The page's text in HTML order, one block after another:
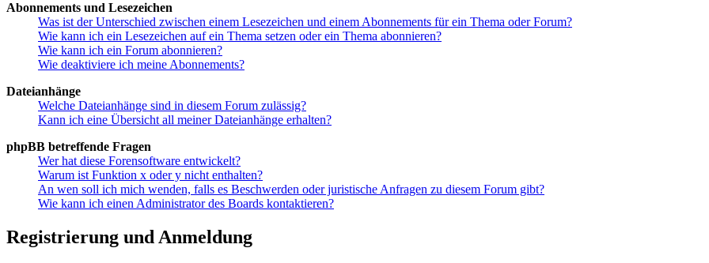
Abonnements und Lesezeichen
Was ist der Unterschied zwischen einem Lesezeichen und einem Abonnements für ein Thema oder Forum?
Wie kann ich ein Lesezeichen auf ein Thema setzen oder ein Thema abonnieren?
Wie kann ich ein Forum abonnieren?
Wie deaktiviere ich meine Abonnements?
Dateianhänge
Welche Dateianhänge sind in diesem Forum zulässig?
Kann ich eine Übersicht all meiner Dateianhänge erhalten?
phpBB betreffende Fragen
Wer hat diese Forensoftware entwickelt?
Warum ist Funktion x oder y nicht enthalten?
An wen soll ich mich wenden, falls es Beschwerden oder juristische Anfragen zu diesem Forum gibt?
Wie kann ich einen Administrator des Boards kontaktieren?
Registrierung und Anmeldung